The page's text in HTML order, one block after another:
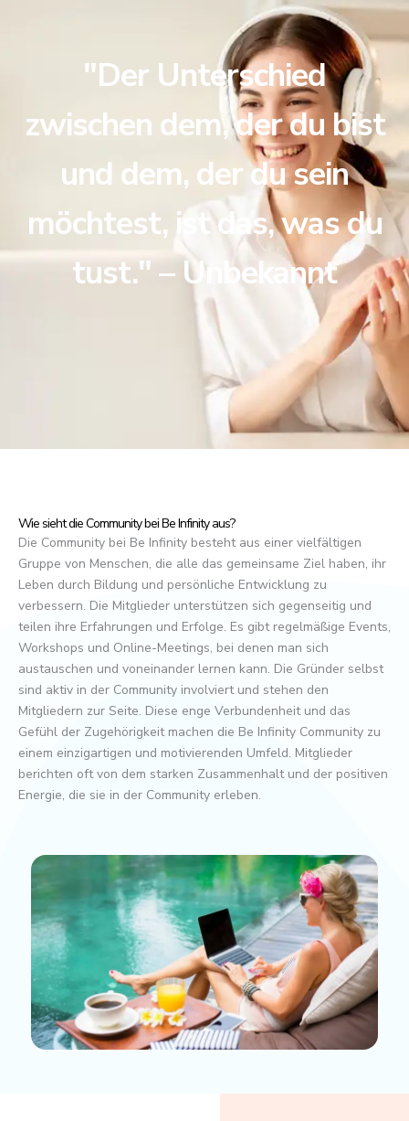
"Der Unterschied
zwischen dem, der du bist
und dem, der du sein
möchtest, ist das, was du
tust." – Unbekannt
Wie sieht die Community bei Be Infinity aus?
Die Community bei Be Infinity besteht aus einer vielfältigen
Gruppe von Menschen, die alle das gemeinsame Ziel haben, ihr
Leben durch Bildung und persönliche Entwicklung zu
verbessern. Die Mitglieder unterstützen sich gegenseitig und
teilen ihre Erfahrungen und Erfolge. Es gibt regelmäßige Events,
Workshops und Online-Meetings, bei denen man sich
austauschen und voneinander lernen kann. Die Gründer selbst
sind aktiv in der Community involviert und stehen den
Mitgliedern zur Seite. Diese enge Verbundenheit und das
Gefühl der Zugehörigkeit machen die Be Infinity Community zu
einem einzigartigen und motivierenden Umfeld. Mitglieder
berichten oft von dem starken Zusammenhalt und der positiven
Energie, die sie in der Community erleben.